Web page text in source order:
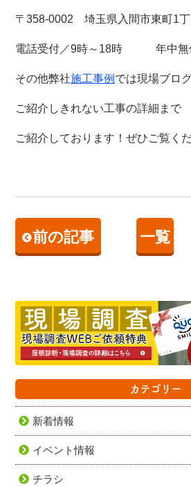
〒358-0002 埼玉県入間市東町1
電話受付／9時～18時 年中無
その他弊社施工事例 では現場ブロ
ご紹介しきれない工事の詳細まで
ご紹介しております！ぜひご覧く
前の記事 一覧
カテゴリー
新着情報
イベント情報
チラシ